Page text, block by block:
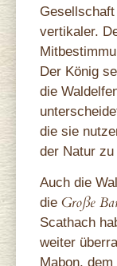
vertikaler.
Der König
die
die sie
der Natur
Auch die
die Große
Scathach
weiter
Mabon,